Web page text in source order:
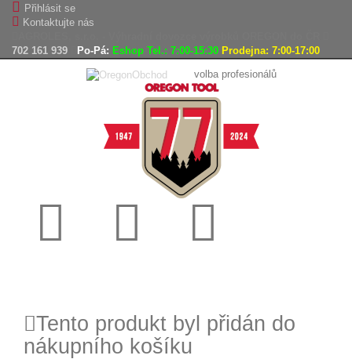
Přihlásit se
Kontaktujte nás
702 161 939
Po-Pá: Eshop Tel.: 7:00-15:30 Prodejna: 7:00-17:00
volba profesionálů
Tento produkt byl přidán do
nákupního košíku